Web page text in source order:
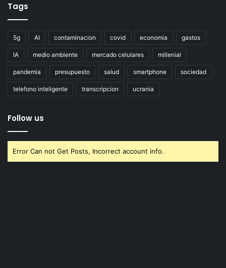
Tags
5g AI contaminacion covid economia gastos
IA medio ambiente mercado celulares millenial
pandemia presupuesto salud smartphone sociedad
telefono inteligente transcripcion ucrania
Follow us
Error Can not Get Posts, Incorrect account info.